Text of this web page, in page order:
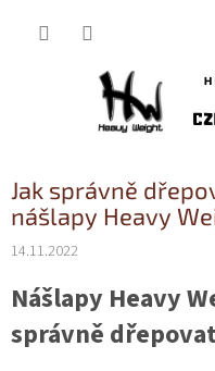
Jak správně
nášlapy Heavy
14.11.2022
Nášlapy Heavy
správně